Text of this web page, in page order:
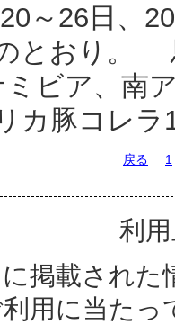
～26日、
とおり。
ミビア、南
カ豚コレ
戻る 1
利
掲載された
用に当た